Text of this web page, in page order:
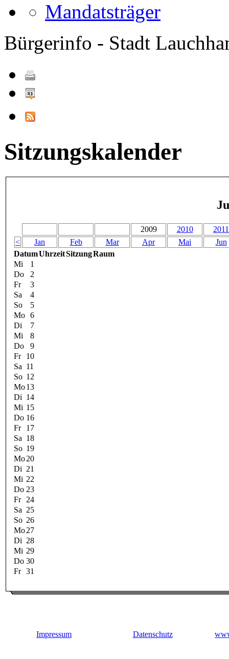
Mandatsträger
Bürgerinfo - Stadt
Sitzungskalender
2009 2010
2011
<
Jan Feb Mar Apr Mai
Jun
DatumUhrzeitSitzungRaum
Mi
1
Do
2
Fr
3
Sa
4
So
5
Mo 6
Di
7
Mi
8
Do
9
Fr
10
Sa 11
So 12
Mo13
Di 14
Mi 15
Do 16
Fr
17
Sa 18
So 19
Mo20
Di 21
Mi 22
Do 23
Fr
24
Sa 25
So 26
Mo27
Di 28
Mi 29
Do 30
Fr 31
Impressum Datenschutz